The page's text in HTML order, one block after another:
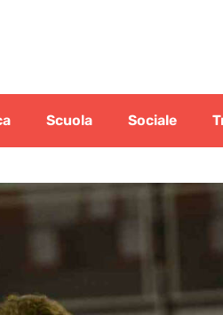
Scuola Sociale